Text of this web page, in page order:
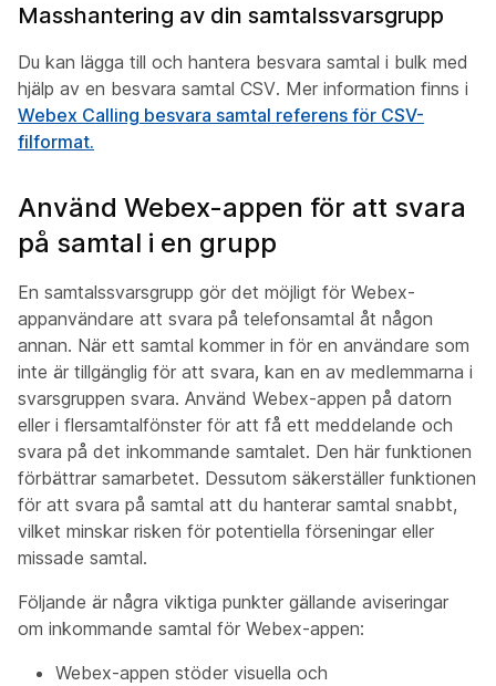
Masshantering av din samtalssvarsgrupp
Du kan lägga till och hantera besvara samtal i bulk med
hjälp av en besvara samtal CSV. Mer information finns i
Webex Calling besvara samtal referens för CSV-
filformat.
Använd Webex-appen för att svara
på samtal i en grupp
En samtalssvarsgrupp gör det möjligt för Webex-
appanvändare att svara på telefonsamtal åt någon
annan. När ett samtal kommer in för en användare som
inte är tillgänglig för att svara, kan en av medlemmarna i
svarsgruppen svara. Använd Webex-appen på datorn
eller i flersamtalfönster för att få ett meddelande och
svara på det inkommande samtalet. Den här funktionen
förbättrar samarbetet. Dessutom säkerställer funktionen
för att svara på samtal att du hanterar samtal snabbt,
vilket minskar risken för potentiella förseningar eller
missade samtal.
Följande är några viktiga punkter gällande aviseringar
om inkommande samtal för Webex-appen:
Webex-appen stöder visuella och